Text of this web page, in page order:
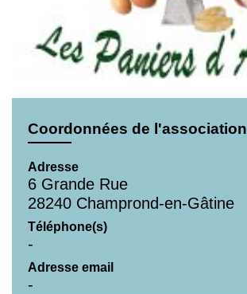
Coordonnées de l'association
Adresse
6 Grande Rue
28240 Champrond-en-Gâtine
Téléphone(s)
-
Adresse email
-